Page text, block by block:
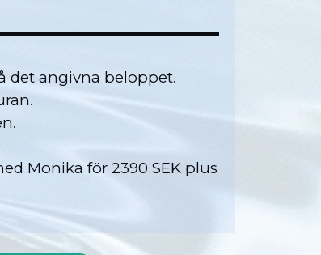
det angivna beloppet.
Monika för 2390 SEK plus